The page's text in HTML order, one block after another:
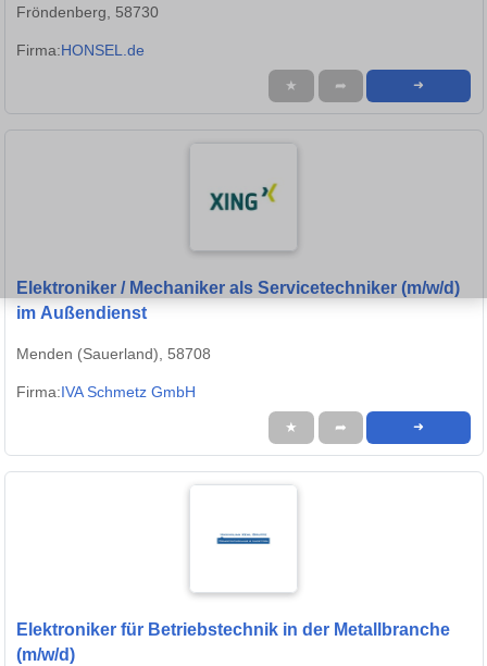
Fröndenberg, 58730
Firma:HONSEL.de
★ ➦ ➜
Elektroniker / Mechaniker als Servicetechniker (m/w/d)
im Außendienst
Menden (Sauerland), 58708
Firma:IVA Schmetz GmbH
★ ➦ ➜
Elektroniker für Betriebstechnik in der Metallbranche
(m/w/d)